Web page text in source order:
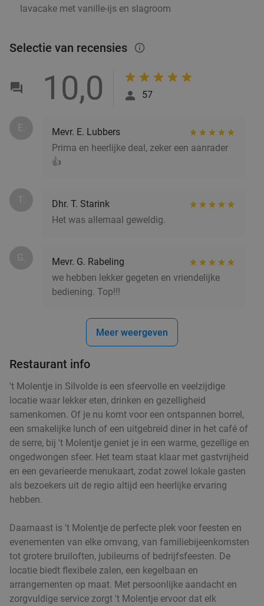
lavacake met vanille-ijs en slagroom
Selectie van recensies info_outlined
10,0 57
E.
Mevr. E. Lubbers
Prima en heerlijke deal, zeker een aanrader
👍
T.
Dhr. T. Starink
Het was allemaal geweldig.
G.
Mevr. G. Rabeling
we hebben lekker gegeten en vriendelijke
bediening. Top!!!
Meer weergeven
Restaurant info
't Molentje in Silvolde is een sfeervolle en veelzijdige
locatie waar lekker eten, drinken en gezelligheid
samenkomen. Of je nu komt voor een ontspannen borrel,
een smakelijke lunch of een uitgebreid diner in het café of
de serre, bij 't Molentje geniet je in een warme, gezellige en
ongedwongen sfeer. Het team staat klaar met gastvrijheid
en een gevarieerde menukaart, zodat zowel lokale gasten
als bezoekers uit de regio altijd een heerlijke ervaring
hebben.
Daarnaast is 't Molentje de perfecte plek voor feesten en
evenementen van elke omvang, van familiebijeenkomsten
tot grotere bruiloften, jubileums of bedrijfsfeesten. De
locatie biedt flexibele zalen, een kegelbaan en
arrangementen op maat. Met persoonlijke aandacht en
zorgvuldige service zorgt 't Molentje ervoor dat elk